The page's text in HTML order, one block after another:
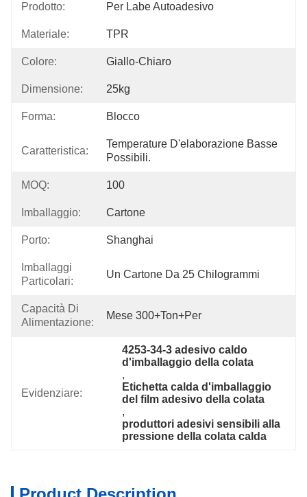
Prodotto:
Per Labe Autoadesivo
Materiale: TPR
Colore: Giallo-Chiaro
Dimensione: 25kg
Forma: Blocco
Caratteristica:
Temperature D'elaborazione Basse
Possibili.
MOQ: 100
Imballaggio: Cartone
Porto: Shanghai
Imballaggi
Particolari:
Un Cartone Da 25 Chilogrammi
Capacità Di
Alimentazione:
Mese 300+Ton+per
Evidenziare:
4253-34-3 adesivo caldo
d'imballaggio della colata
,
Etichetta calda d'imballaggio
del film adesivo della colata
,
produttori adesivi sensibili alla
pressione della colata calda